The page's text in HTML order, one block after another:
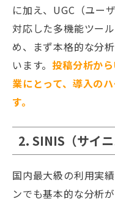
に加え、UGC（ユー
対応した多機能ツー
め、まず本格的な分
います。投稿分析か
業にとって、導入の
す。
2. SINIS（サイニ
国内最大級の利用実
ンでも基本的な分析